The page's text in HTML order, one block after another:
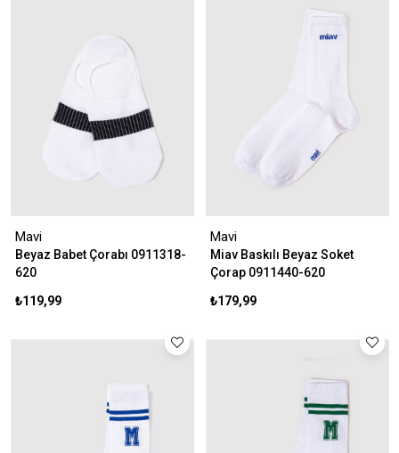
Mavi
Beyaz Babet Çorabı 0911318-
620
₺119,99
Mavi
Miav Baskılı Beyaz Soket
Çorap 0911440-620
₺179,99